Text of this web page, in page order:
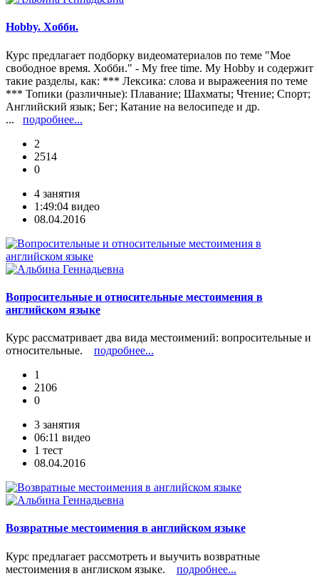
Hobby. Хобби.
Курс предлагает подборку видеоматериалов по теме "Мое
свободное время. Хобби." - Мy free time. My Hobby и содержит
такие разделы, как: *** Лексика: слова и выражеения по теме
*** Топики (различные): Плавание; Шахматы; Чтение; Спорт;
Английский язык; Бег; Катание на велосипеде и др.
... подробнее...
2
2514
0
4 занятия
1:49:04 видео
08.04.2016
Вопросительные и относительные местоимения в
английском языке
Курс рассматривает два вида местоимений: вопросительные и
относительные. подробнее...
1
2106
0
3 занятия
06:11 видео
1 тест
08.04.2016
Возвратные местоимения в английском языке
Курс предлагает рассмотреть и выучить возвратные
местоимения в англиском языке. подробнее...